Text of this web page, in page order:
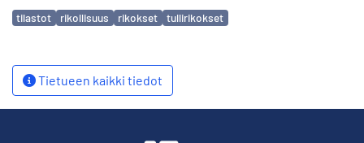
Avainsanat
tilastot rikollisuus rikokset tullirikokset
Tietueen kaikki tiedot